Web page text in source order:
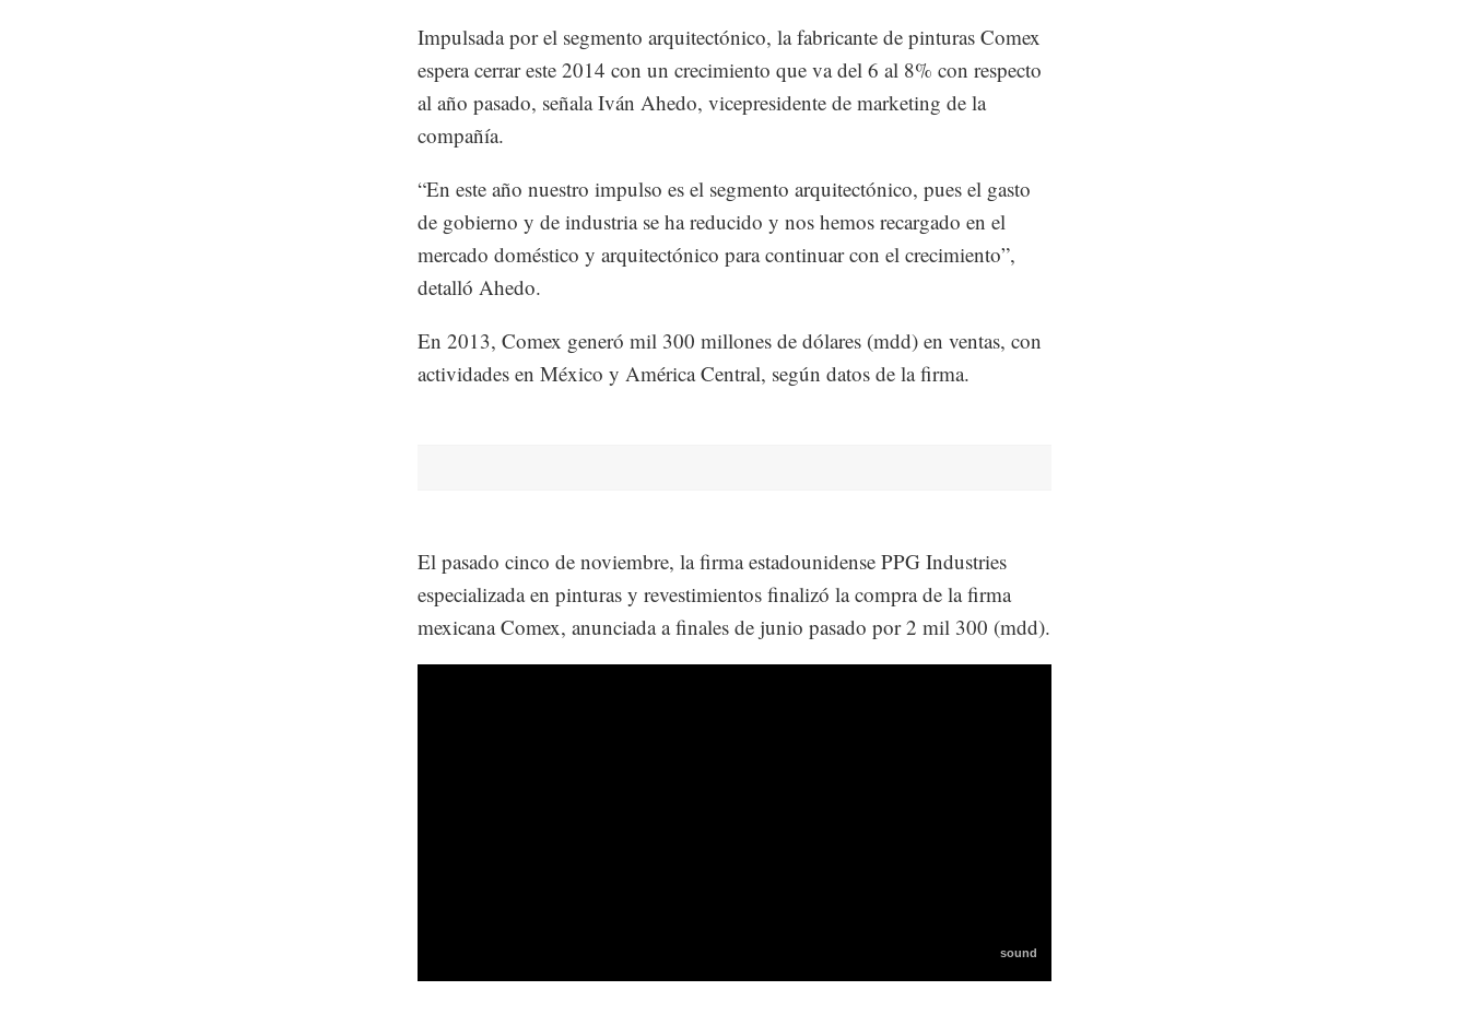
Impulsada por el segmento arquitectónico, la fabricante de pinturas Comex
espera cerrar este 2014 con un crecimiento que va del 6 al 8% con respecto
al año pasado, señala Iván Ahedo, vicepresidente de marketing de la
compañía.
“En este año nuestro impulso es el segmento arquitectónico, pues el gasto
de gobierno y de industria se ha reducido y nos hemos recargado en el
mercado doméstico y arquitectónico para continuar con el crecimiento”,
detalló Ahedo.
En 2013, Comex generó mil 300 millones de dólares (mdd) en ventas, con
actividades en México y América Central, según datos de la firma.
El pasado cinco de noviembre, la firma estadounidense PPG Industries
especializada en pinturas y revestimientos finalizó la compra de la firma
mexicana Comex, anunciada a finales de junio pasado por 2 mil 300 (mdd).